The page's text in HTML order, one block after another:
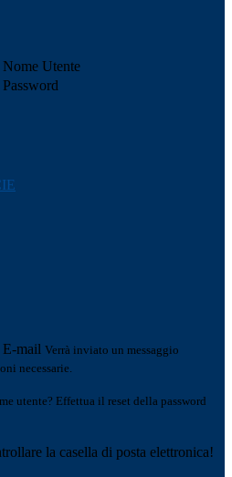
Nome Utente
Password
E-mail Verrà inviato un messaggio
necessarie.
utente? Effettua il reset della password
la casella di posta elettronica!